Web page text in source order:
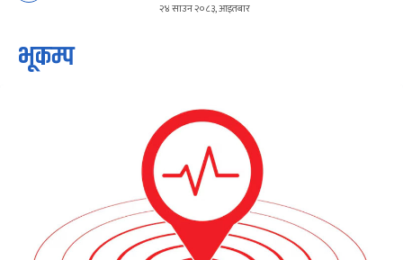
२४ साउन २०८३, आइतबार
भूकम्प